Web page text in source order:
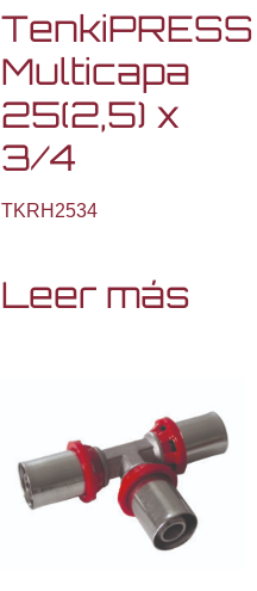
TenkiPRESS
Multicapa
25(2,5) x
3/4
TKRH2534
Leer más